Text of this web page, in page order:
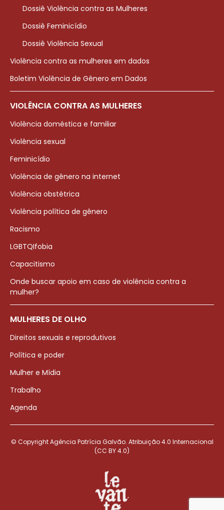
Dossiê Violência contra as Mulheres
Dossiê Feminicídio
Dossiê Violência Sexual
Violência contra as mulheres em dados
Boletim Violência de Gênero em Dados
VIOLÊNCIA CONTRA AS MULHERES
Violência doméstica e familiar
Violência sexual
Feminicídio
Violência de gênero na internet
Violência obstétrica
Violência política de gênero
Racismo
LGBTQIfobia
Capacitismo
Onde buscar apoio em caso de violência contra a
mulher?
MULHERES DE OLHO
Direitos sexuais e reprodutivos
Política e poder
Mulher e Mídia
Trabalho
Agenda
© Copyright Agência Patrícia Galvão. Atribuição 4.0 Internacional
(CC BY 4.0)